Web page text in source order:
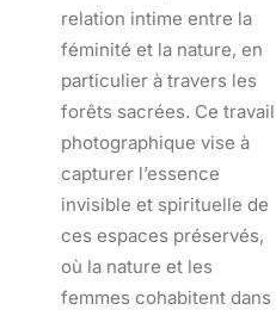
relation intime entre la
féminité et la nature, en
particulier à travers les
forêts sacrées. Ce travail
photographique vise à
capturer l’essence
invisible et spirituelle de
ces espaces préservés,
où la nature et les
femmes cohabitent dans